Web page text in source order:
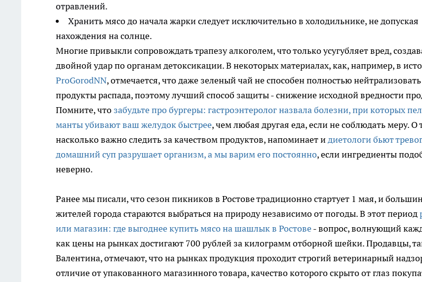
отравлений.
Хранить мясо до начала жарки следует исключительно в холодильнике, не допуская
нахождения на солнце.
Многие привыкли сопровождать трапезу алкоголем, что только усугубляет вред,
двойной удар по органам детоксикации. В некоторых материалах, как, например, в
ProGorodNN, отмечается, что даже зеленый чай не способен полностью нейтрализовать
продукты распада, поэтому лучший способ защиты - снижение исходной вредности
Помните, что забудьте про бургеры: гастроэнтеролог назвала болезни, при которых
манты убивают ваш желудок быстрее, чем любая другая еда, если не соблюдать меру. О
насколько важно следить за качеством продуктов, напоминает идиетологи бьют
домашний суп разрушает организм, а мы варим его постоянно, если ингредиенты
неверно.
Ранее мы писали, что сезон пикников в Ростове традиционно стартует 1 мая, и
жителей города стараются выбраться на природу независимо от погоды. В этот период
или магазин: где выгоднее купить мясо на шашлык в Ростове- вопрос, волнующий
как цены на рынках достигают 700 рублей за килограмм отборной шейки. Продавцы,
Валентина, отмечают, что на рынках продукция проходит строгий ветеринарный
отличие от упакованного магазинного товара, качество которого скрыто от глаз